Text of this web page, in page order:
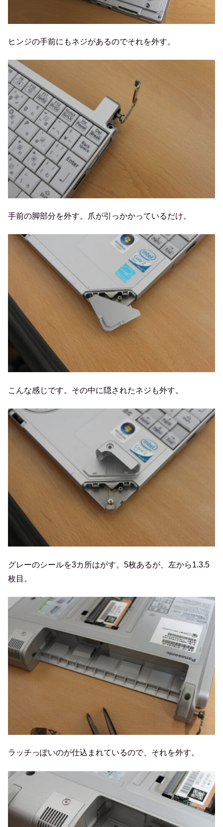
ヒンジの手前にもネジがあるのでそれを外す。
手前の脚部分を外す。爪が引っかかっているだけ。
こんな感じです。その中に隠されたネジも外す。
グレーのシールを3カ所はがす。5枚あるが、左から1.3.5
枚目。
ラッチっぽいのが仕込まれているので、それを外す。